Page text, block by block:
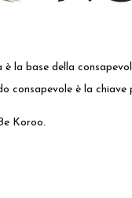
è la base della
consapevole è la
Koroo.